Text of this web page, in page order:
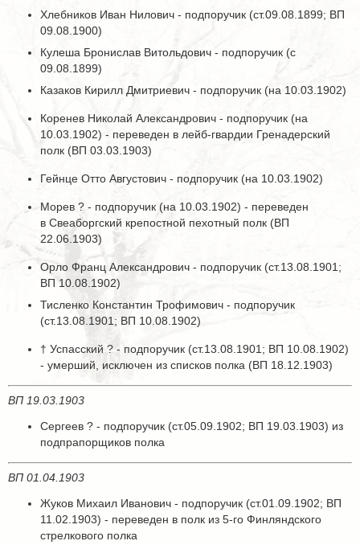
Хлебников Иван Нилович - подпоручик (ст.09.08.1899; ВП
09.08.1900)
Кулеша Бронислав Витольдович - подпоручик (с
09.08.1899)
Казаков Кирилл Дмитриевич - подпоручик (на 10.03.1902)
Коренев Николай Александрович - подпоручик (на
10.03.1902) - переведен в лейб-гвардии Гренадерский
полк (ВП 03.03.1903)
Гейнце Отто Августович - подпоручик (на 10.03.1902)
Морев ? - подпоручик (на 10.03.1902) - переведен
в Свеаборгский крепостной пехотный полк (ВП
22.06.1903)
Орло Франц Александрович - подпоручик (ст.13.08.1901;
ВП 10.08.1902)
Тисленко Константин Трофимович - подпоручик
(ст.13.08.1901; ВП 10.08.1902)
† Успасский ? - подпоручик (ст.13.08.1901; ВП 10.08.1902)
- умерший, исключен из списков полка (ВП 18.12.1903)
ВП 19.03.1903
Сергеев ? - подпоручик (ст.05.09.1902; ВП 19.03.1903) из
подпрапорщиков полка
ВП 01.04.1903
Жуков Михаил Иванович - подпоручик (ст.01.09.1902; ВП
11.02.1903) - переведен в полк из 5-го Финляндского
стрелкового полка